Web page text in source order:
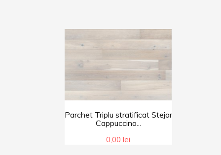
Parchet Triplu stratificat Stejar
Cappuccino...
0,00 lei